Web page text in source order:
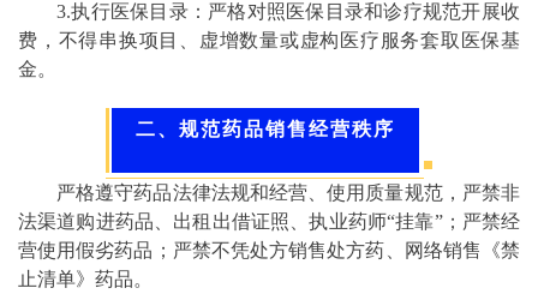
3.执行医保目录：严格对照医保目录和诊疗规范开展收
费，不得串换项目、虚增数量或虚构医疗服务套取医保基
金。
二、规范药品销售经营秩序
严格遵守药品法律法规和经营、使用质量规范，严禁非
法渠道购进药品、出租出借证照、执业药师“挂靠”；严禁经
营使用假劣药品；严禁不凭处方销售处方药、网络销售《禁
止清单》药品。